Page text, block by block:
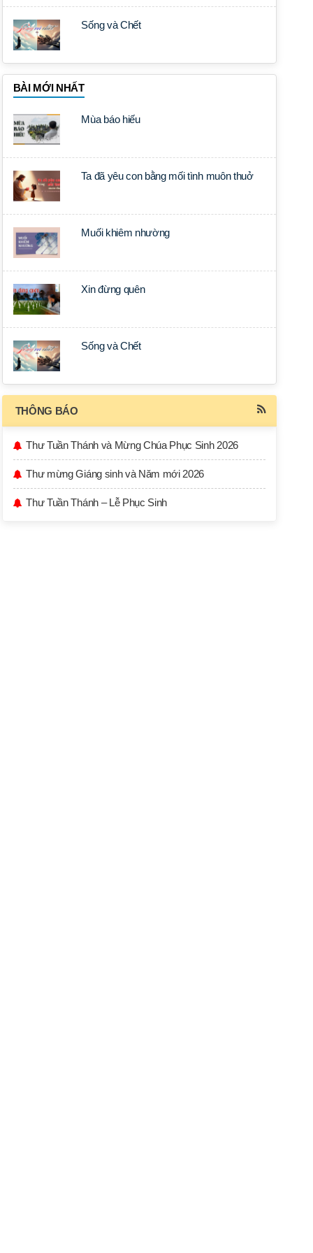
Sống và Chết
BÀI MỚI NHẤT
Mùa báo hiếu
Ta đã yêu con bằng mối tình muôn thuở
Muối khiêm nhường
Xin đừng quên
Sống và Chết
THÔNG BÁO
Thư Tuần Thánh và Mừng Chúa Phục Sinh 2026
Thư mừng Giáng sinh và Năm mới 2026
Thư Tuần Thánh – Lễ Phục Sinh